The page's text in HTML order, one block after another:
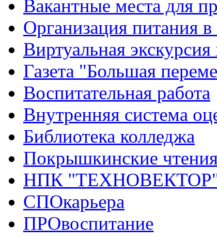
Вакантные места для
Организация питания в
Виртуальная
Газета "Большая
Воспитательная работа
Внутренняя система
Библиотека колледжа
Покрышкинские
НПК
СПОкарьера
ПРОвоспитание